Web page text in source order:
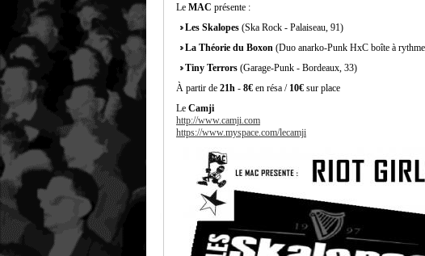
Le MAC présente :
Les Skalopes (Ska Rock - Palaiseau, 91)
La Théorie du Boxon (Duo anarko-Punk HxC boîte à
Tiny Terrors (Garage-Punk - Bordeaux, 33)
À partir de 21h - 8€ en résa / 10€ sur place
Le Camji
http://www.camji.com
https://www.myspace.com/lecamji